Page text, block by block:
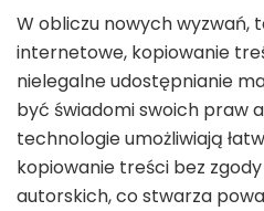
W obliczu nowych wyzwań,
internetowe, kopiowanie
nielegalne udostępnianie
być świadomi swoich praw
technologie umożliwiają
kopiowanie treści bez
autorskich, co stwarza